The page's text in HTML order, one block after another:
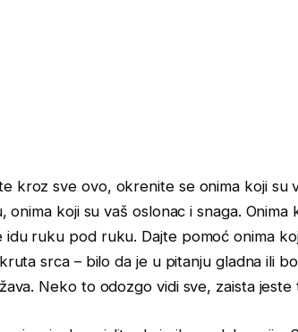
kroz sve ovo, okrenite se onima koji su
onima koji su vaš oslonac i snaga. Onima
idu ruku pod ruku. Dajte pomoć onima
srca – bilo da je u pitanju gladna ili
Neko to odozgo vidi sve, zaista jeste